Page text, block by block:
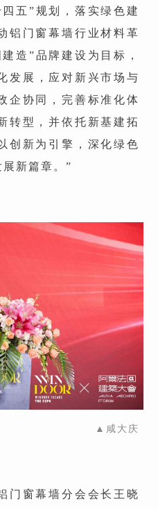
五”规划，落实绿色建
铝门窗幕墙行业材料革
造”品牌建设为目标，
发展，应对新兴市场与
企协同，完善标准化体
转型，并依托新基建拓
创新为引擎，深化绿色
新篇章。”
▲ 咸大庆
门窗幕墙分会会长王晓